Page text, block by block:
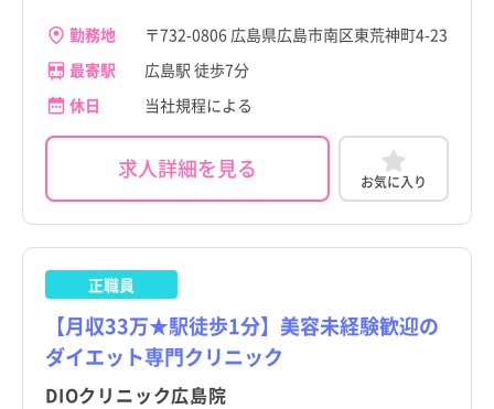
勤務地
〒732-0806 広島県広島市南区東荒神町4-23
最寄駅
広島駅 徒歩7分
休日
当社規程による
求人詳細を見る お気に入り
正職員
【月収33万★駅徒歩1分】美容未経験歓迎の
ダイエット専門クリニック
DIOクリニック広島院